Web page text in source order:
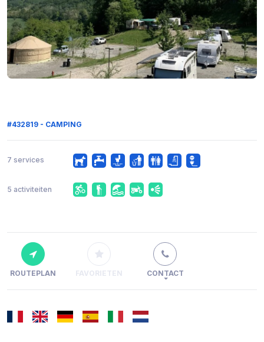
#432819 - CAMPING
7 services
5 activiteiten
ROUTEPLAN FAVORIETEN CONTACT